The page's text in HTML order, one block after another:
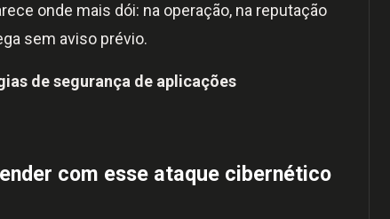
onde mais dói: na operação, na reputação
sem aviso prévio.
de segurança de aplicações
com esse ataque cibernético